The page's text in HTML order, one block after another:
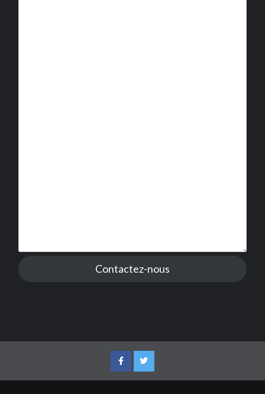
Contactez-nous
FacebookTwitter